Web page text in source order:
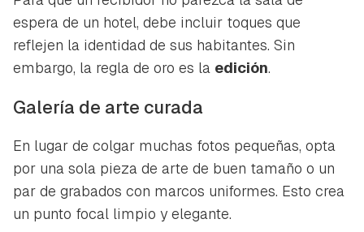
espera de un hotel, debe incluir toques que
reflejen la identidad de sus habitantes. Sin
embargo, la regla de oro es la edición.
Galería de arte curada
En lugar de colgar muchas fotos pequeñas, opta
por una sola pieza de arte de buen tamaño o un
par de grabados con marcos uniformes. Esto crea
un punto focal limpio y elegante.